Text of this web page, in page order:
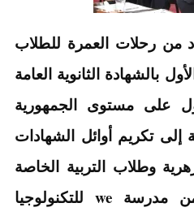
من رحلات العمرة للطلاب
بالشهادة الثانوية العامة
على مستوى الجمهورية
إلى تكريم أوائل الشهادات
وطلاب التربية الخاصة
وخريجي أول دفعة من مدرسة we للتكنولوجيا